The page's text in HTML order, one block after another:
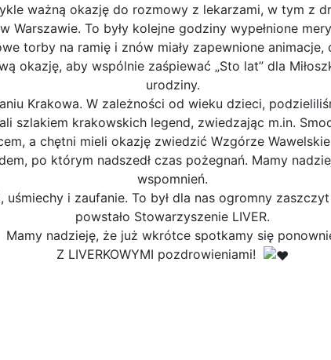
ważną okazję do rozmowy z lekarzami, w tym z
Warszawie. To były kolejne godziny wypełnione
torby na ramię i znów miały zapewnione
okazję, aby wspólnie zaśpiewać „Sto lat” dla
urodziny.
Krakowa. W zależności od wieku dzieci,
szlakiem krakowskich legend, zwiedzając m.in.
a chętni mieli okazję zwiedzić Wzgórze
po którym nadszedł czas pożegnań. Mamy
wspomnień.
i zaufanie. To był dla nas ogromny
powstało Stowarzyszenie LIVER.
Mamy nadzieję, że już wkrótce spotkamy się
Z LIVERKOWYMI pozdrowieniami!